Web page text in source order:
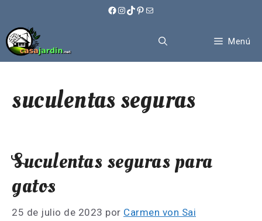
contenido
Facebook
Instagram
TikTok
Pinterest
Correo electrónico
Menú
suculentas seguras
Suculentas seguras para
gatos
25 de julio de 2023 por Carmen von Sai